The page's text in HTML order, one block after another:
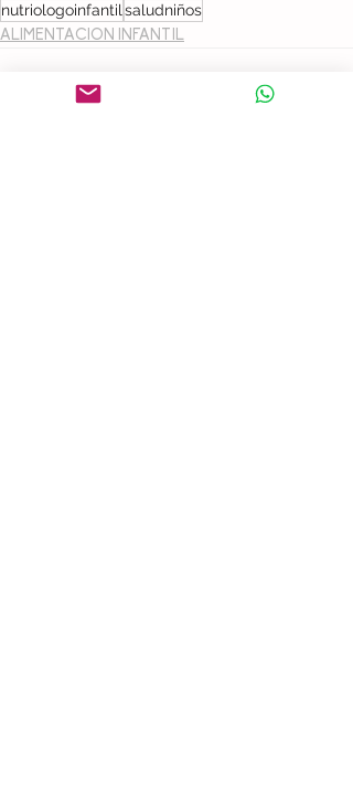
nutriologoinfantil saludniños
ALIMENTACION INFANTIL